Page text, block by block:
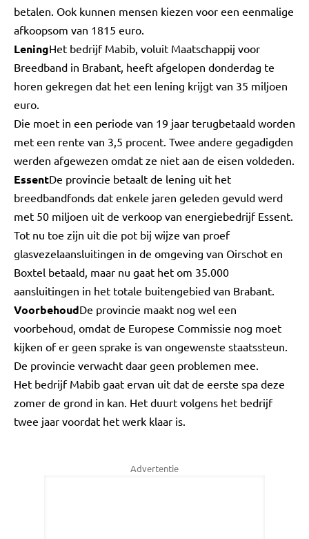
betalen. Ook kunnen mensen kiezen voor een eenmalige
afkoopsom van 1815 euro.
LeningHet bedrijf Mabib, voluit Maatschappij voor
Breedband in Brabant, heeft afgelopen donderdag te
horen gekregen dat het een lening krijgt van 35 miljoen
euro.
Die moet in een periode van 19 jaar terugbetaald worden
met een rente van 3,5 procent. Twee andere gegadigden
werden afgewezen omdat ze niet aan de eisen voldeden.
EssentDe provincie betaalt de lening uit het
breedbandfonds dat enkele jaren geleden gevuld werd
met 50 miljoen uit de verkoop van energiebedrijf Essent.
Tot nu toe zijn uit die pot bij wijze van proef
glasvezelaansluitingen in de omgeving van Oirschot en
Boxtel betaald, maar nu gaat het om 35.000
aansluitingen in het totale buitengebied van Brabant.
VoorbehoudDe provincie maakt nog wel een
voorbehoud, omdat de Europese Commissie nog moet
kijken of er geen sprake is van ongewenste staatssteun.
De provincie verwacht daar geen problemen mee.
Het bedrijf Mabib gaat ervan uit dat de eerste spa deze
zomer de grond in kan. Het duurt volgens het bedrijf
twee jaar voordat het werk klaar is.
Advertentie